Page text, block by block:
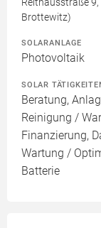
Brottewitz)
SOLARANLAGE
Photovoltaik
SOLAR
Beratung,
Reinigung /
Finanzierung,
Wartung /
Batterie